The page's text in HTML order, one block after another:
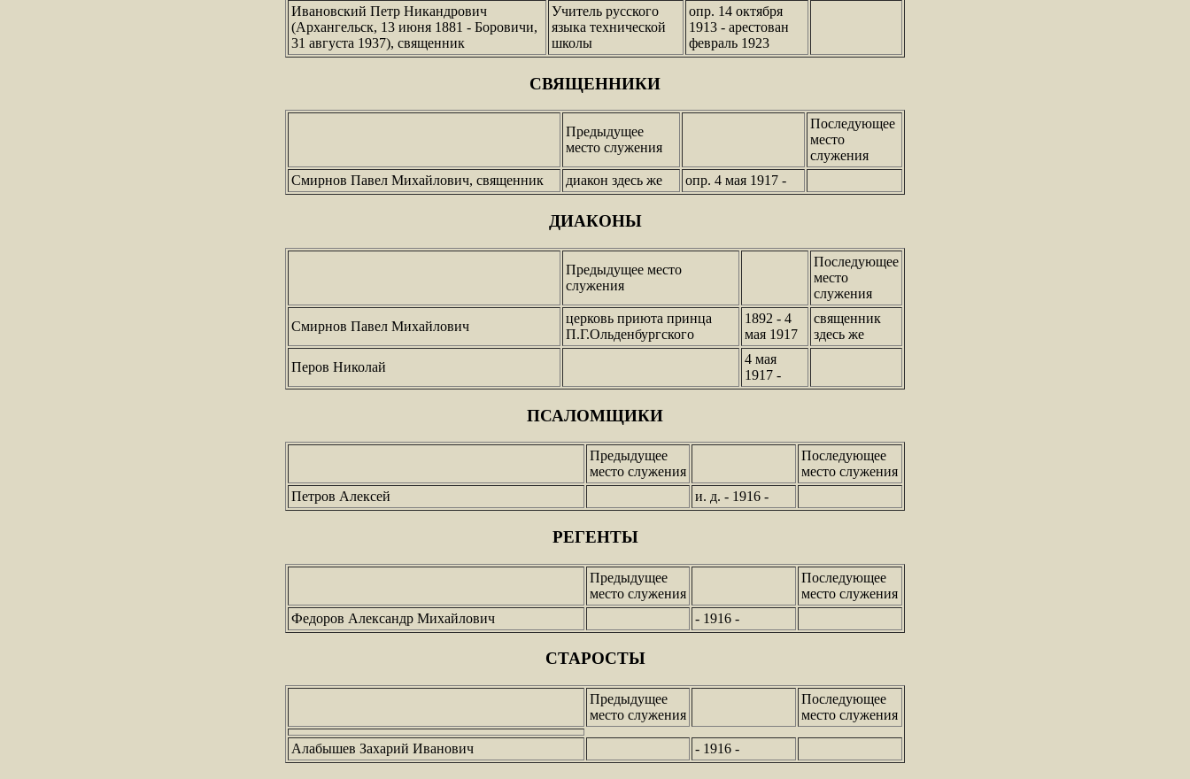
Ивановский Петр Никандрович
(Архангельск, 13 июня 1881 - Боровичи,
31 августа 1937), священник
Учитель русского
языка технической
школы
опр. 14 октября
1913 - арестован
февраль 1923
СВЯЩЕННИКИ
Предыдущее
место служения
Последующее
место
служения
Смирнов Павел Михайлович, священник
диакон здесь же опр. 4 мая 1917 -
ДИАКОНЫ
Предыдущее место
служения
Последующее
место
служения
Смирнов Павел Михайлович
церковь приюта принца
П.Г.Ольденбургского
1892 - 4
мая 1917
священник
здесь же
Перов Николай
4 мая
1917 -
ПСАЛОМЩИКИ
Предыдущее
место служения
Последующее
место служения
Петров Алексей
и. д. - 1916 -
РЕГЕНТЫ
Предыдущее
место служения
Последующее
место служения
Федоров Александр Михайлович
- 1916 -
СТАРОСТЫ
Предыдущее
место служения
Последующее
место служения
Алабышев Захарий Иванович - 1916 -